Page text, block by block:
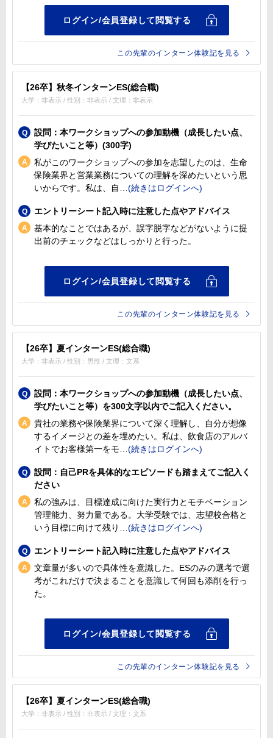
この先輩のインターン体験記を見る
【26卒】秋冬インターンES(総合職)
大学：非表示 / 性別：非表示 / 文理：非表示
設問：本ワークショップへの参加動機（成長したい点、
学びたいこと等）(300字)
私がこのワークショップへの参加を志望したのは、生命
保険業界と営業業務についての理解を深めたいという思
いからです。私は、自
エントリーシート記入時に注意した点やアドバイス
基本的なことではあるが、誤字脱字などがないように提
出前のチェックなどはしっかりと行った。
この先輩のインターン体験記を見る
【26卒】夏インターンES(総合職)
大学：非表示 / 性別：男性 / 文理：文系
設問：本ワークショップへの参加動機（成長したい点、
学びたいこと等）を300文字以内でご記入ください。
貴社の業務や保険業界について深く理解し、自分が想像
するイメージとの差を埋めたい。私は、飲食店のアルバ
イトでお客様第一をモ
設問：自己PRを具体的なエピソードも踏まえてご記入く
ださい
私の強みは、目標達成に向けた実行力とモチベーション
管理能力、努力量である。大学受験では、志望校合格と
いう目標に向けて残り
エントリーシート記入時に注意した点やアドバイス
文章量が多いので具体性を意識した。ESのみの選考で選
考がこれだけで決まることを意識して何回も添削を行っ
た。
この先輩のインターン体験記を見る
【26卒】夏インターンES(総合職)
大学：非表示 / 性別：非表示 / 文理：文系